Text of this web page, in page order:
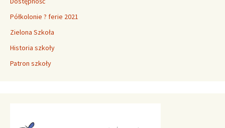
Półkolonie ? ferie 2021
Zielona Szkoła
Historia szkoły
Patron szkoły